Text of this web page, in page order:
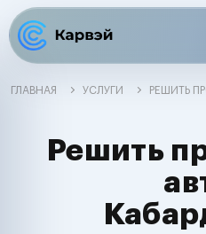
ГЛАВНАЯ УСЛУГИ РЕШИТЬ
Решить